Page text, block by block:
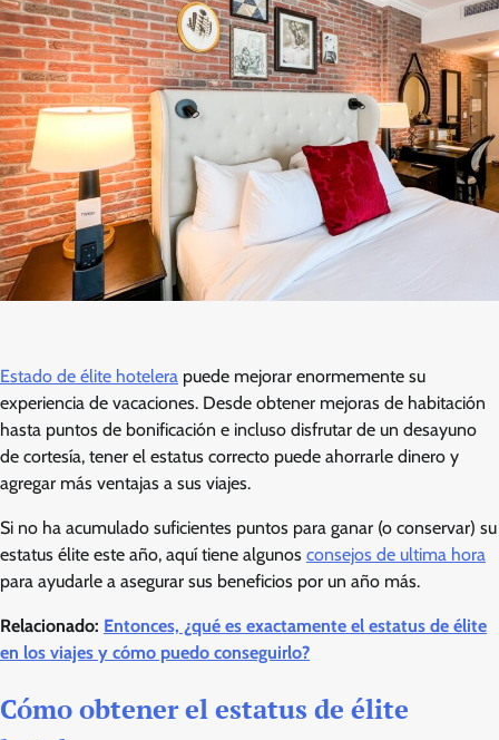
Estado de élite hotelera puede mejorar enormemente su
experiencia de vacaciones. Desde obtener mejoras de habitación
hasta puntos de bonificación e incluso disfrutar de un desayuno
de cortesía, tener el estatus correcto puede ahorrarle dinero y
agregar más ventajas a sus viajes.
Si no ha acumulado suficientes puntos para ganar (o conservar) su
estatus élite este año, aquí tiene algunos consejos de ultima hora
para ayudarle a asegurar sus beneficios por un año más.
Relacionado: Entonces, ¿qué es exactamente el estatus de élite
en los viajes y cómo puedo conseguirlo?
Cómo obtener el estatus de élite